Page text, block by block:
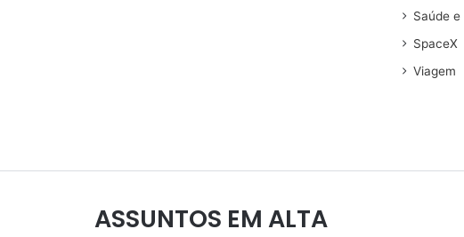
Saúde e
SpaceX
Viagem
ASSUNTOS EM ALTA